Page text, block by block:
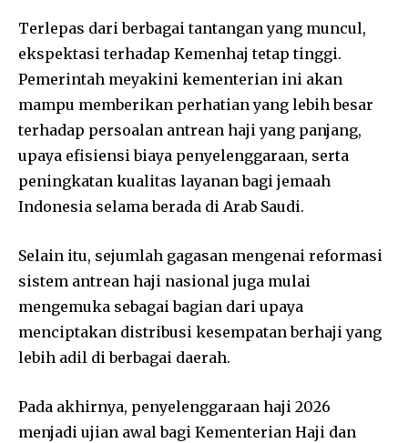
Terlepas dari berbagai tantangan yang muncul,
ekspektasi terhadap Kemenhaj tetap tinggi.
Pemerintah meyakini kementerian ini akan
mampu memberikan perhatian yang lebih besar
terhadap persoalan antrean haji yang panjang,
upaya efisiensi biaya penyelenggaraan, serta
peningkatan kualitas layanan bagi jemaah
Indonesia selama berada di Arab Saudi.
Selain itu, sejumlah gagasan mengenai reformasi
sistem antrean haji nasional juga mulai
mengemuka sebagai bagian dari upaya
menciptakan distribusi kesempatan berhaji yang
lebih adil di berbagai daerah.
Pada akhirnya, penyelenggaraan haji 2026
menjadi ujian awal bagi Kementerian Haji dan